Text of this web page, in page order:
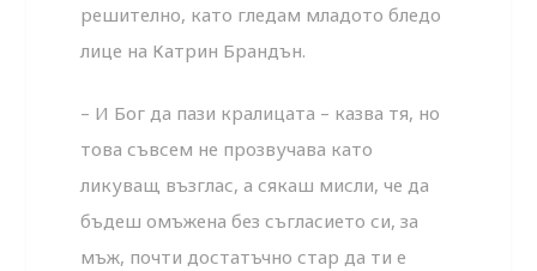
решително, като гледам младото бледо
лице на Катрин Брандън.
– И Бог да пази кралицата – казва тя, но
това съвсем не прозвучава като
ликуващ възглас, а сякаш мисли, че да
бъдеш омъжена без съгласието си, за
мъж, почти достатъчно стар да ти е